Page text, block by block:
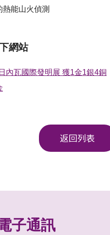
熱能山火偵測
網站
內瓦國際發明展 獲1金1銀4銅
返回列表
子通訊